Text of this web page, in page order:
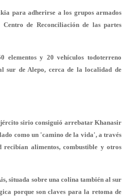
para adherirse a los grupos armados
de Reconciliación de las partes
elementos y 20 vehículos todoterreno
sur de Alepo, cerca de la localidad de
sirio consiguió arrebatar Khanasir
como un 'camino de la vida', a través
alimentos, combustible y otros
situada sobre una colina también al sur
porque son claves para la retoma de